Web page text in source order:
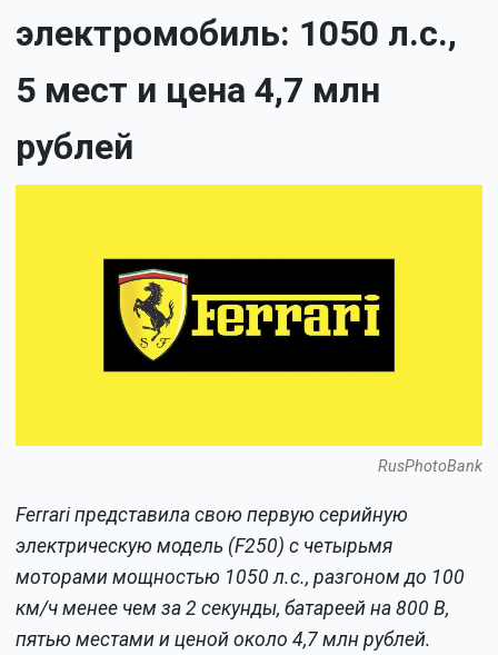
электромобиль: 1050 л.с.,
5 мест и цена 4,7 млн
рублей
RusPhotoBank
Ferrari представила свою первую серийную
электрическую модель (F250) с четырьмя
моторами мощностью 1050 л.с., разгоном до 100
км/ч менее чем за 2 секунды, батареей на 800 В,
пятью местами и ценой около 4,7 млн рублей.